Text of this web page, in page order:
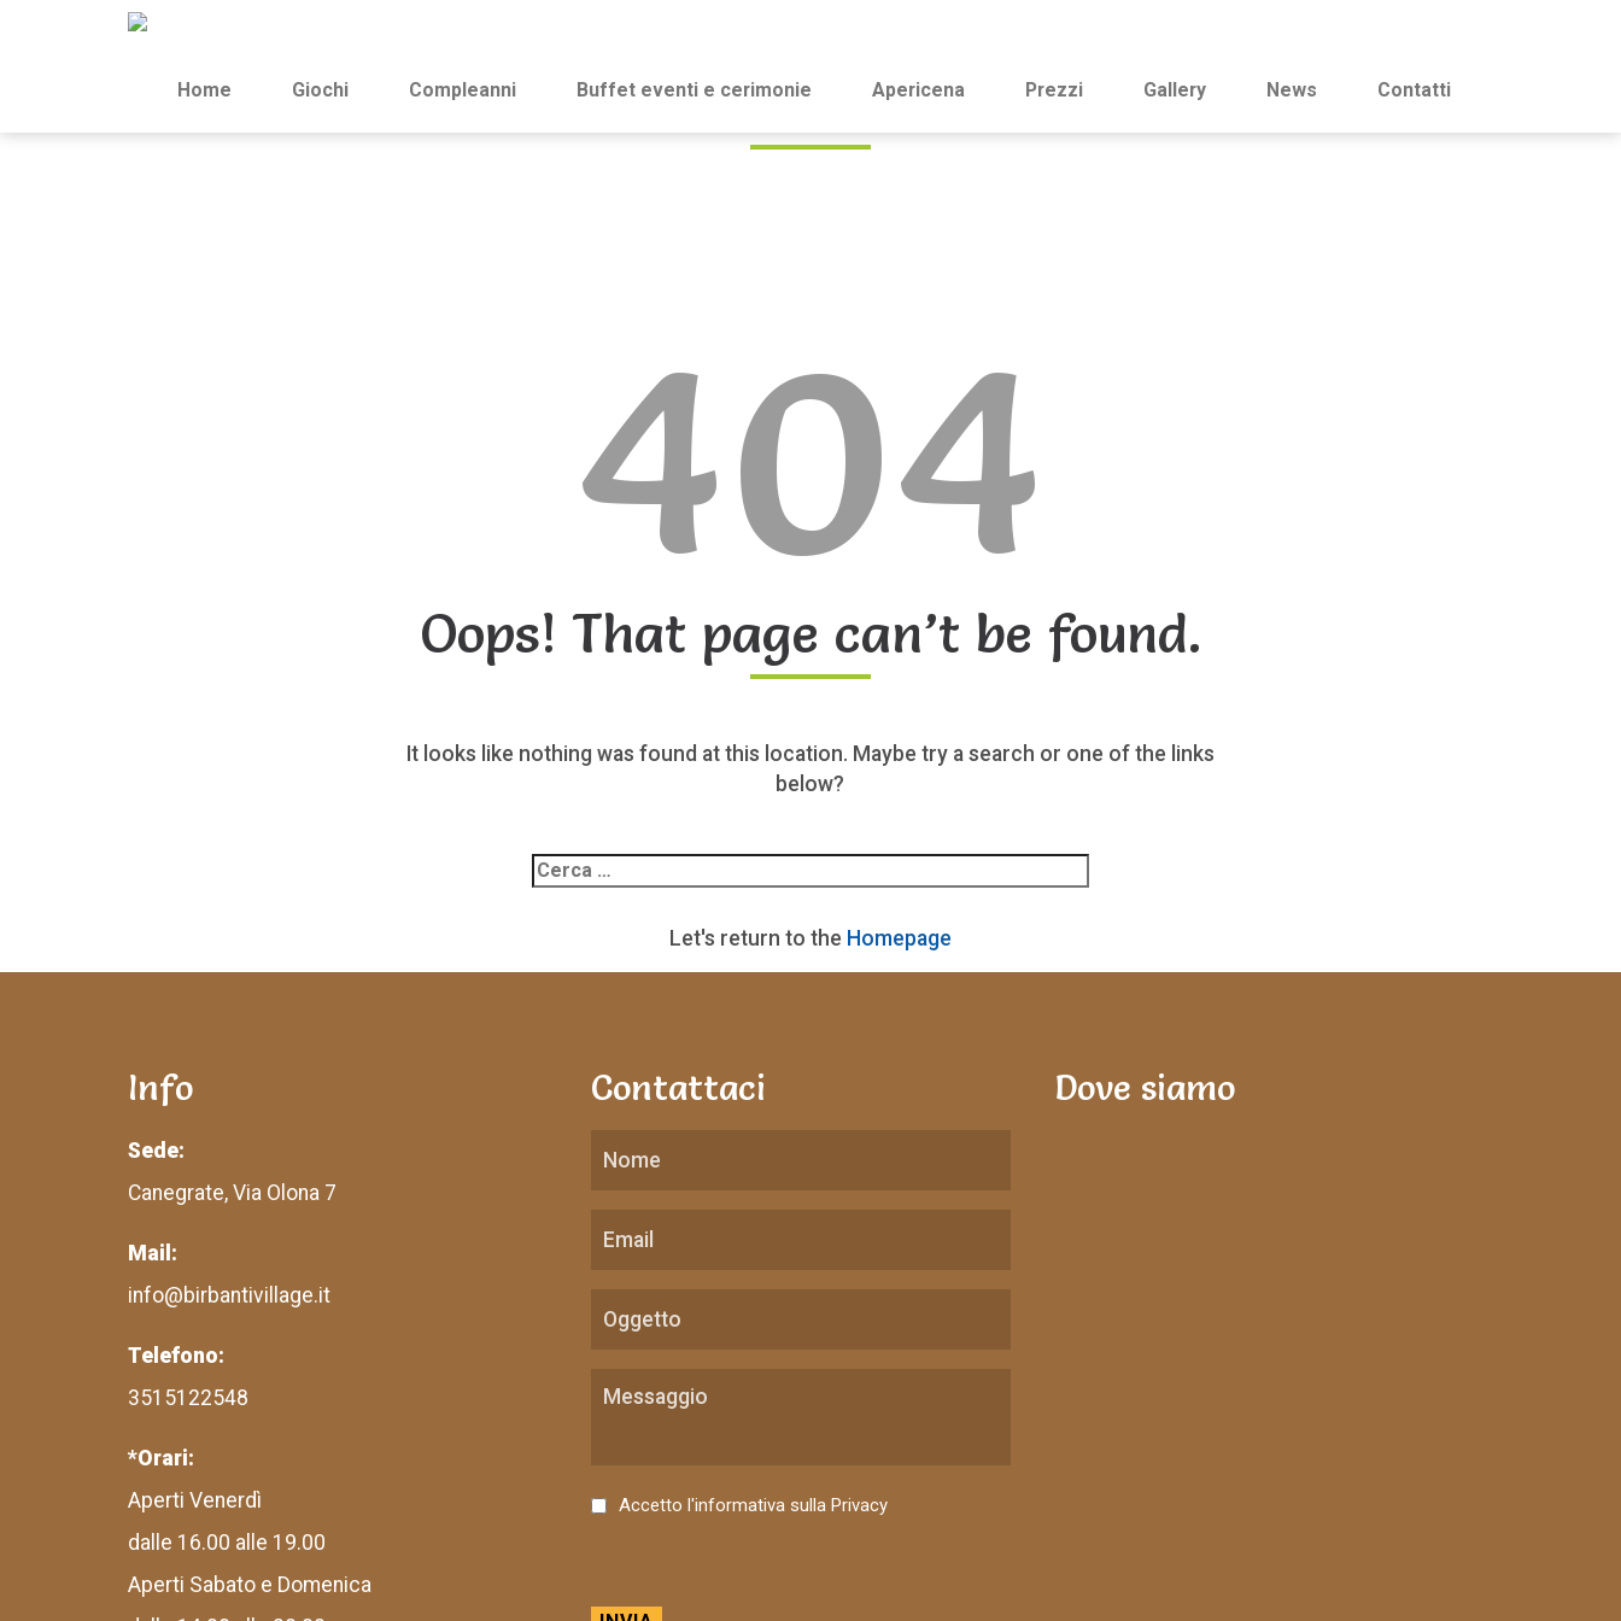
Home Giochi Compleanni Buffet eventi e cerimonie Apericena Prezzi Gallery News Contatti
404
Oops! That page can’t be found.
It looks like nothing was found at this location. Maybe try a search or one of the links
below?
per:
Let's return to the Homepage
Info
Sede:
Canegrate, Via Olona 7
Mail:
info@birbantivillage.it
Telefono:
3515122548
*Orari:
Aperti Venerdì
dalle 16.00 alle 19.00
Aperti Sabato e Domenica
Contattaci
C
e
Accetto l'informativa sulla Privacy
Dove siamo